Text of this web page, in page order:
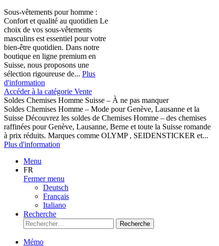
Sous-vêtements pour homme :
Confort et qualité au quotidien Le
choix de vos sous-vêtements
masculins est essentiel pour votre
bien-être quotidien. Dans notre
boutique en ligne premium en
Suisse, nous proposons une
sélection rigoureuse de... Plus
d'information
Accéder à la catégorie Vente
Soldes Chemises Homme Suisse – À ne pas manquer
Soldes Chemises Homme – Mode pour Genève, Lausanne et la
Suisse Découvrez les soldes de Chemises Homme – des chemises
raffinées pour Genève, Lausanne, Berne et toute la Suisse romande
à prix réduits. Marques comme OLYMP , SEIDENSTICKER et...
Plus d'information
Menu
FR
Fermer menu
Deutsch
Français
Italiano
Recherche
Recherche
Mémo